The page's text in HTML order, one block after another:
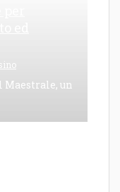
Maestrale, un